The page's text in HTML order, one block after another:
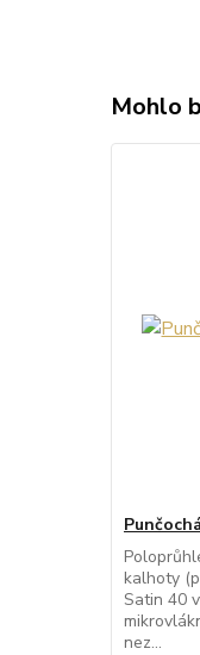
Mohlo
kalhoty
Satin 40
nez...